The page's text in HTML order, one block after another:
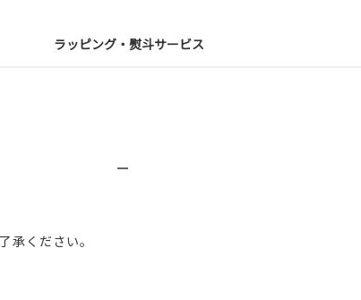
ラッピング・熨斗サービス
ください。